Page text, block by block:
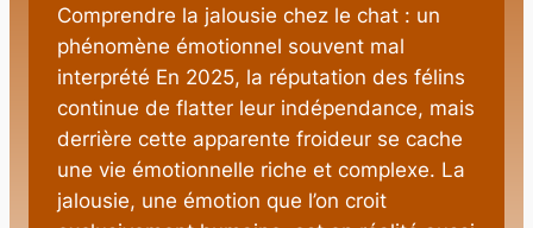
Comprendre la jalousie chez le chat : un
phénomène émotionnel souvent mal
interprété En 2025, la réputation des félins
continue de flatter leur indépendance, mais
derrière cette apparente froideur se cache
une vie émotionnelle riche et complexe. La
jalousie, une émotion que l’on croit